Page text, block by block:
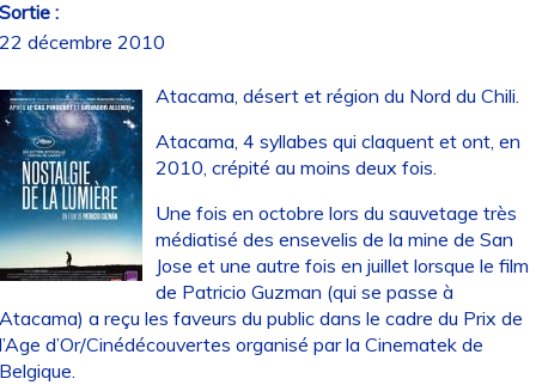
:
décembre 2010
Atacama, désert et région du Nord du Chili.
Atacama, 4 syllabes qui claquent et ont, en
2010, crépité au moins deux fois.
Une fois en octobre lors du sauvetage très
médiatisé des ensevelis de la mine de San
Jose et une autre fois en juillet lorsque le film
de Patricio Guzman (qui se passe à
a reçu les faveurs du public dans le cadre du Prix de
d’Or/Cinédécouvertes organisé par la Cinematek de